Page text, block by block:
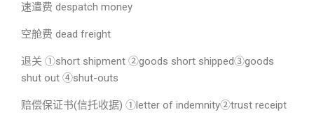
速遣费 despatch money
空舱费 dead freight
退关 ①short shipment ②goods short shipped③goods
shut out ④shut-outs
赔偿保证书(信托收据) ①letter of indemnity②trust receipt